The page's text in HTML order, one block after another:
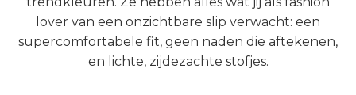
lover van een onzichtbare slip verwacht: een
supercomfortabele fit, geen naden die aftekenen,
en lichte, zijdezachte stofjes.